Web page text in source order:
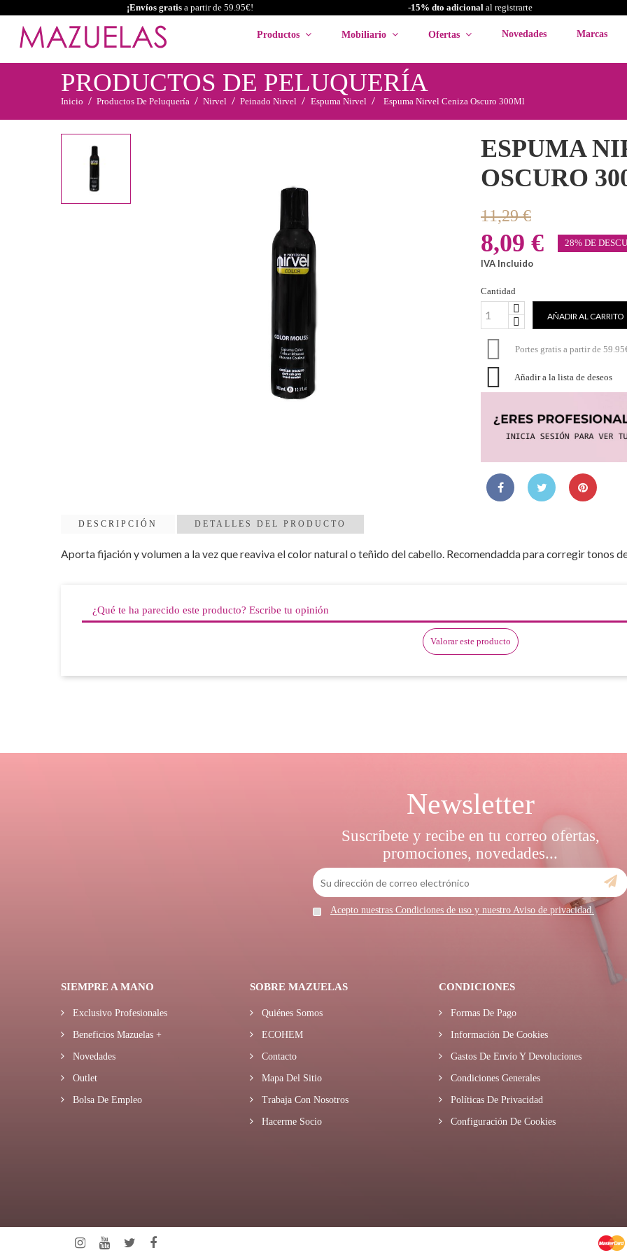
¡Envíos gratisa partir de 59.95€! -15% dto adicionalal registrarte
Productos Mobiliario Ofertas Novedades Marcas
PRODUCTOS DE PELUQUERÍA
Inicio Productos De Peluquería Nirvel Peinado Nirvel Espuma Nirvel Espuma Nirvel Ceniza Oscuro 300Ml
ESPUMA
OSCURO
11,29 €
8,09 € 28% DE
IVA Incluido
Cantidad
AÑADIR AL CARRITO
 Portes gratis a partir de
 Añadir a la lista de deseos
DESCRIPCIÓN DETALLES DEL PRODUCTO
Aporta fijación y volumen a la vez que reaviva el color natural o teñido del cabello. Recomendadda para corregir tonos
¿Qué te ha parecido este producto? Escribe tu opinión
Valorar este producto
Newsletter
Suscríbete y recibe en tu correo ofertas,
promociones, novedades...
Acepto nuestras Condiciones de uso y nuestro Aviso de privacidad.
SIEMPRE A MANO
Exclusivo Profesionales
Beneficios Mazuelas +
Novedades
Outlet
Bolsa De Empleo
SOBRE MAZUELAS
Quiénes Somos
ECOHEM
Contacto
Mapa Del Sitio
Trabaja Con Nosotros
Hacerme Socio
CONDICIONES
Formas De Pago
Información De Cookies
Gastos De Envío Y Devoluciones
Condiciones Generales
Políticas De Privacidad
Configuración De Cookies